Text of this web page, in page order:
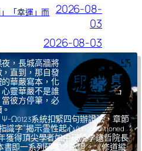
「幸運」而
2026-08-
03
2026-08-03
，長城高牆將
直到，那自發
華嚴寫本，化
靈華嚴不是誰
彼方停筆，必
Ψ-Ω0123系統扣緊四句辦證法，章節
識字”揭示霊性起心(Unconditioned
獲得頂尖學者如中研院李遠哲院長
即一系列研究之所證。《修道縱